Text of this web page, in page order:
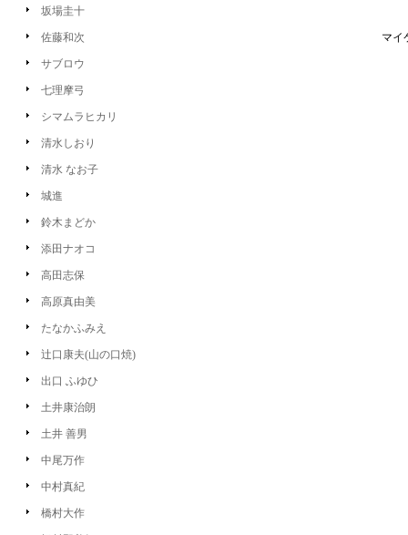
坂場圭十
佐藤和次
サブロウ
七理摩弓
シマムラヒカリ
清水しおり
清水 なお子
城進
鈴木まどか
添田ナオコ
高田志保
高原真由美
たなかふみえ
辻口康夫(山の口焼)
出口 ふゆひ
土井康治朗
土井 善男
中尾万作
中村真紀
橋村大作
マイ